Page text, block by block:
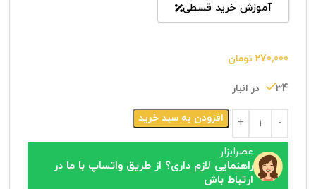
آموزش خرید قسطی
270,000 تومان
34 در انبار
افزودن به سبد خرید
عصرابزار
راهنمایی لازم داری؟ از طریق واتساپ با ما در
ارتباط باش